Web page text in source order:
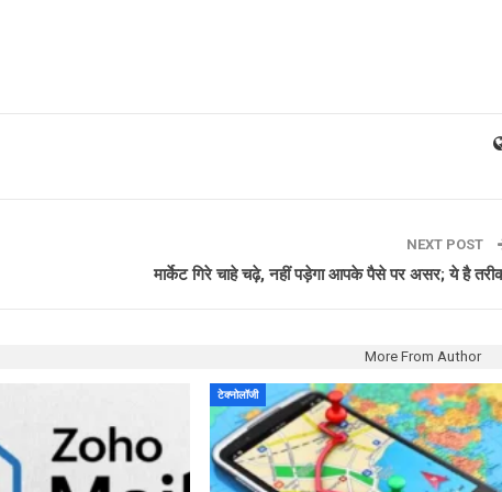
NEXT POST
मार्केट गिरे चाहे चढ़े, नहीं पड़ेगा आपके पैसे पर असर; ये है
More From Author
टेक्नोलॉजी